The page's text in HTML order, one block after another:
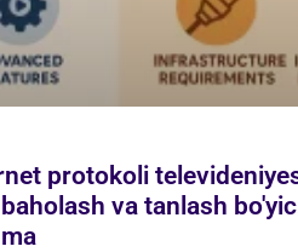
protokoli
va tanlash